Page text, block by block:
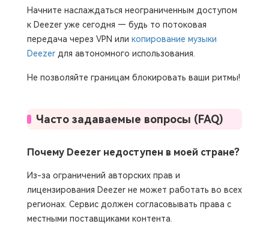
Начните наслаждаться неограниченным доступом
к Deezer уже сегодня — будь то потоковая
передача через VPN или копирование музыки
Deezerдля автономного использования.
Не позволяйте границам блокировать ваши ритмы!
Часто задаваемые вопросы (FAQ)
Почему Deezer недоступен в моей стране?
Из-за ограничений авторских прав и
лицензирования Deezer не может работать во всех
регионах. Сервис должен согласовывать права с
местными поставщиками контента.